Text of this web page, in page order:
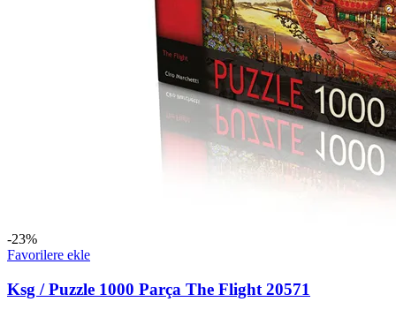
-23%
Favorilere ekle
Ksg / Puzzle 1000 Parça The Flight 20571